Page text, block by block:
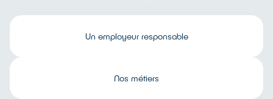
Un employeur responsable
Nos métiers